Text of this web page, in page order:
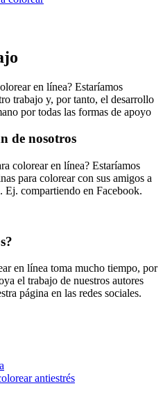
en línea? Estaríamos
trabajo y, por tanto, el desarrollo
por todas las formas de apoyo
de nosotros
colorear en línea? Estaríamos
para colorear con sus amigos a
Ej. compartiendo en Facebook.
en línea toma mucho tiempo, por
el trabajo de nuestros autores
página en las redes sociales.
antiestrés